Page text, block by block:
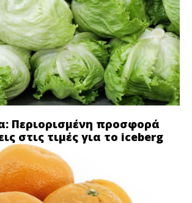
Περιορισμένη προσφορά
στις τιμές για το iceberg